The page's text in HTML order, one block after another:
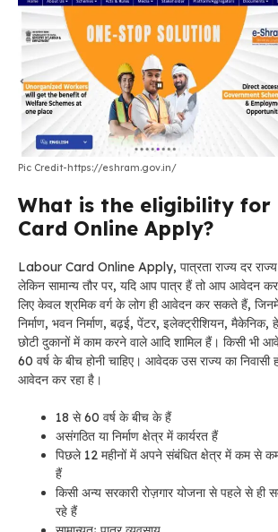
Pic Credit-https://eshram.gov.in/
What is the eligibility for
Card Online Apply?
Labour Card Online Apply, पात्रता राज्य दर राज्य
लेकिन सामान्य तौर पर, यदि आप पात्र हैं तो आप आवेदन
लिए केवल श्रमिक वर्ग के लोग ही आवेदन कर सकते हैं, जिनमें
निर्माण, भवन निर्माण, बढ़ई, पेंटर, इलेक्ट्रीशियन, मैकेनिक,
छोटी दुकानों में काम करने वाले आदि शामिल हैं। किसी भी
60 वर्ष के बीच होनी चाहिए। आवेदक उस राज्य का निवासी
आवेदन कर रहा है।
18 से 60 वर्ष के बीच के हैं
असंगठित या निर्माण क्षेत्र में कार्यरत हैं
पिछले 12 महीनों में अपने संबंधित क्षेत्र में कम से
हैं
किसी अन्य सरकारी रोज़गार योजना से पहले से ही
रहे हैं